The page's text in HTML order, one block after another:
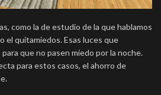
como la de estudio de la que hablamos
el quitamiedos. Esas luces que
que no pasen miedo por la noche.
para estos casos, el ahorro de